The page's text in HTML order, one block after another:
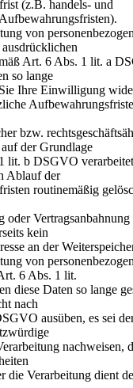
(z.B. handels- und
von
Art. 6 Abs. 1 lit. a
so lange
Ihre Einwilligung
bzw.
der Grundlage
lit. b DSGVO
Ablauf der
routinemäßig
oder
kein
an der
von
6 Abs. 1 lit.
diese Daten so lange
nach
ausüben, es sei
nachweisen,
die Verarbeitung dient